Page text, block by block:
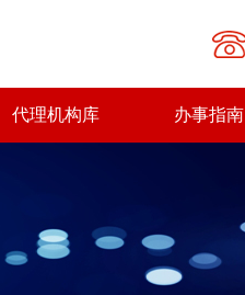
代理机构库 办事指南